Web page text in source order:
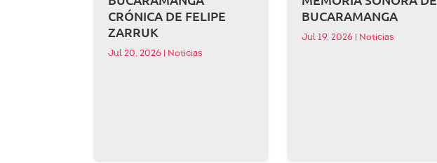
CRÓNICA DE FELIPE
ZARRUK
Jul 20, 2026 Noticias
BUCARAMANGA
Jul 19, 2026 Noticias